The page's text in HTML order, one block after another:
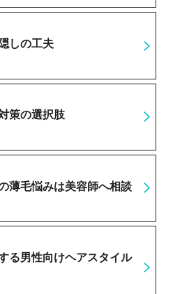
しの工夫
策の選択肢
薄毛悩みは美容師へ相談
る男性向けヘアスタイル